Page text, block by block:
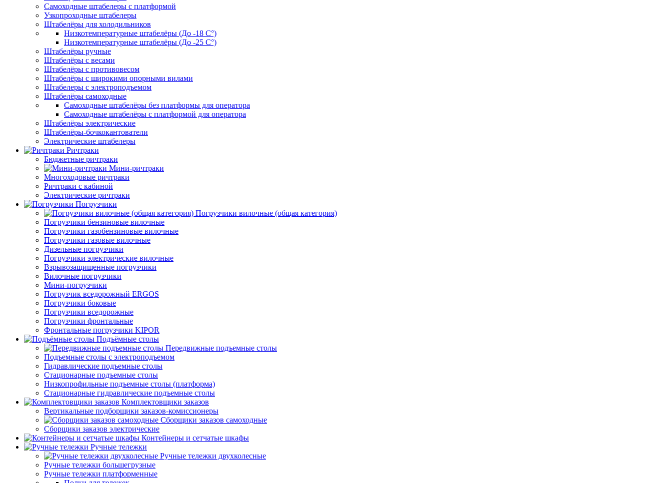
Самоходные штабелеры с платформой
Узкопроходные штабелеры
Штабелёры для холодильников
Низкотемпературные штабелёры (До -18 C°)
Низкотемпературные штабелёры (До -25 C°)
Штабелёры ручные
Штабелёры с весами
Штабелёры с противовесом
Штабелёры с широкими опорными вилами
Штабелеры с электроподъемом
Штабелёры самоходные
Самоходные штабелёры без платформы для оператора
Самоходные штабелёры с платформой для оператора
Штабелёры электрические
Штабелёры-бочкокантователи
Электрические штабелеры
Ричтраки
Бюджетные ричтраки
Мини-ричтраки
Многоходовые ричтраки
Ричтраки с кабиной
Электрические ричтраки
Погрузчики
Погрузчики вилочные (общая категория)
Погрузчики бензиновые вилочные
Погрузчики газобензиновые вилочные
Погрузчики газовые вилочные
Дизельные погрузчики
Погрузчики электрические вилочные
Взрывозащищенные погрузчики
Вилочные погрузчики
Мини-погрузчики
Погрузчик вседорожный ERGOS
Погрузчики боковые
Погрузчики вседорожные
Погрузчики фронтальные
Фронтальные погрузчики KIPOR
Подъёмные столы
Передвижные подъемные столы
Подъемные столы с электроподъемом
Гидравлические подъемные столы
Стационарные подъемные столы
Низкопрофильные подъемные столы (платформа)
Стационарные гидравлические подъемные столы
Комплектовщики заказов
Вертикальные подборщики заказов-комиссионеры
Сборщики заказов самоходные
Сборщики заказов электрические
Контейнеры и сетчатые шкафы
Ручные тележки
Ручные тележки двухколесные
Ручные тележки большегрузные
Ручные тележки платформенные